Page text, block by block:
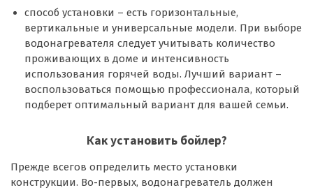
способ установки – есть горизонтальные,
вертикальные и универсальные модели. При выборе
водонагревателя следует учитывать количество
проживающих в доме и интенсивность
использования горячей воды. Лучший вариант –
воспользоваться помощью профессионала, который
подберет оптимальный вариант для вашей семьи.
Как установить бойлер?
Прежде всегов определить место установки
конструкции. Во-первых, водонагреватель должен